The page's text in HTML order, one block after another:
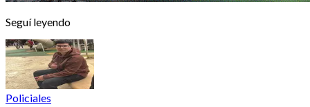
Seguí leyendo
Policiales